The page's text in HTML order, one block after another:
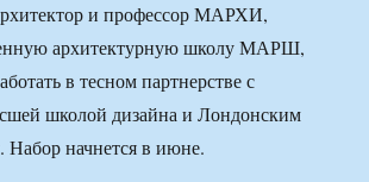
и профессор МАРХИ,
архитектурную школу МАРШ,
в тесном партнерстве с
школой дизайна и Лондонским
Набор начнется в июне.